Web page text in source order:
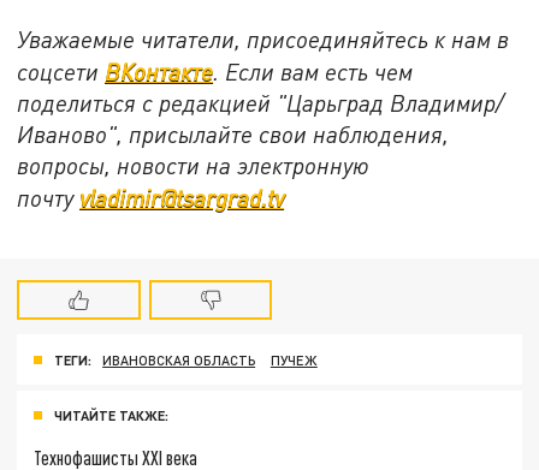
Уважаемые читатели, присоединяйтесь к нам в
соцсети ВКонтакте. Если вам есть чем
поделиться с редакцией "Царьград Владимир/
Иваново", присылайте свои наблюдения,
вопросы, новости на электронную
почту vladimir@tsargrad.tv
ТЕГИ: ИВАНОВСКАЯ ОБЛАСТЬ ПУЧЕЖ
ЧИТАЙТЕ ТАКЖЕ:
Технофашисты XXI века